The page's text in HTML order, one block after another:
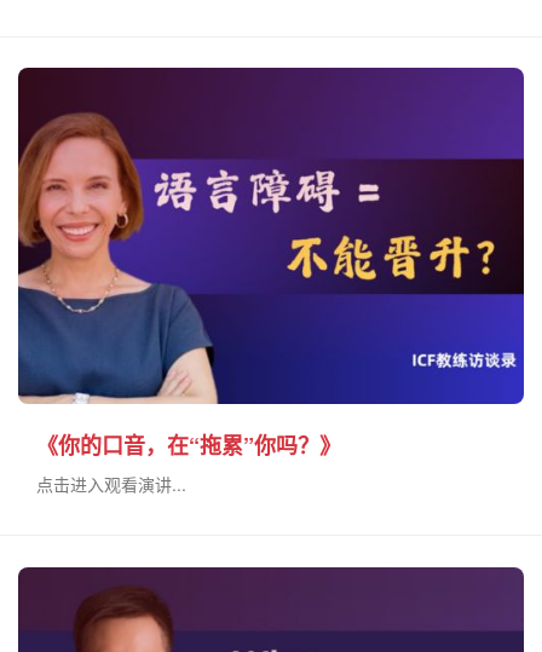
《你的口音，在“拖累”你吗？》
点击进入观看演讲...